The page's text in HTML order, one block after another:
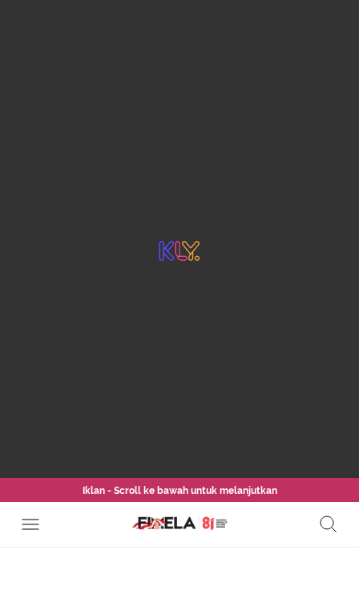
Iklan - Scroll ke bawah untuk melanjutkan